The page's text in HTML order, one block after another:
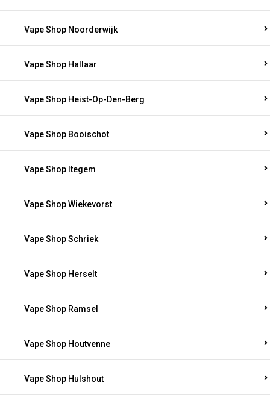
Vape Shop Noorderwijk
Vape Shop Hallaar
Vape Shop Heist-Op-Den-Berg
Vape Shop Booischot
Vape Shop Itegem
Vape Shop Wiekevorst
Vape Shop Schriek
Vape Shop Herselt
Vape Shop Ramsel
Vape Shop Houtvenne
Vape Shop Hulshout